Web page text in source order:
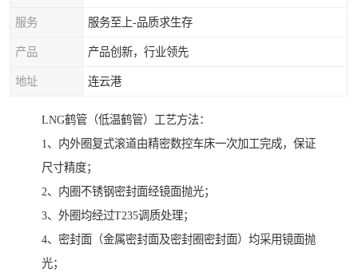
服务 服务至上-品质求生存
产品 产品创新，行业领先
地址 连云港
LNG鹤管（低温鹤管）工艺方法：
1、内外圈复式滚道由精密数控车床一次加工完成，保证
尺寸精度；
2、内圈不锈钢密封面经镜面抛光；
3、外圈均经过T235调质处理；
4、密封面（金属密封面及密封圈密封面）均采用镜面抛
光；